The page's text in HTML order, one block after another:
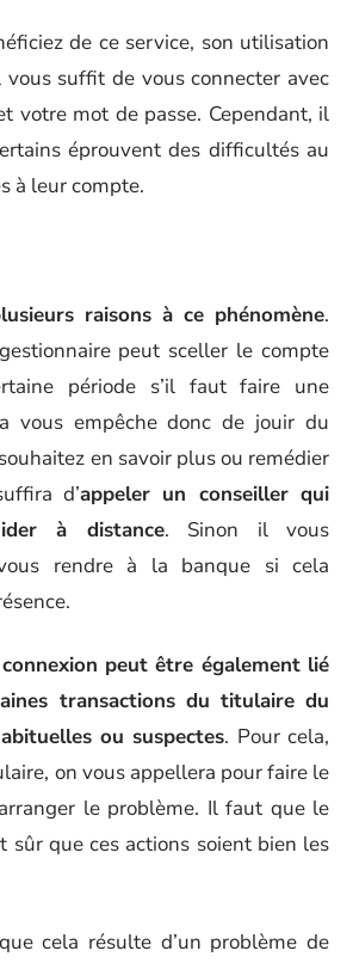
de ce service, son utilisation
suffit de vous connecter avec
votre mot de passe. Cependant, il
éprouvent des difficultés au
à leur compte.
raisons à ce phénomène.
peut sceller le compte
période s’il faut faire une
vous empêche donc de jouir du
en savoir plus ou remédier
d’appeler un conseiller qui
à distance. Sinon il vous
rendre à la banque si cela
peut être également lié
transactions du titulaire du
ou suspectes. Pour cela,
on vous appellera pour faire le
le problème. Il faut que le
sûr que ces actions soient bien les
cela résulte d’un problème de